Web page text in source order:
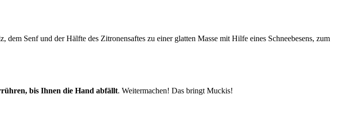
dem Senf und der Hälfte des Zitronensaftes zu einer glatten Masse mit Hilfe eines Schneebesens, zum
bis Ihnen die Hand abfällt. Weitermachen! Das bringt Muckis!